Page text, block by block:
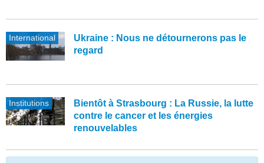
International
Ukraine : Nous ne détournerons pas le
regard
Institutions
Bientôt à Strasbourg : La Russie, la lutte
contre le cancer et les énergies
renouvelables